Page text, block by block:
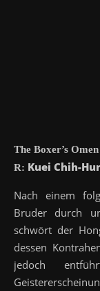
The Boxer’s
R: Kuei Chih-
Nach einem
Bruder durch
schwört der
dessen
jedoch